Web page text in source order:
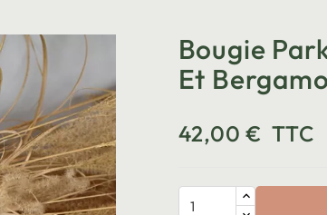
Bougie
Et
42,00 € TTC